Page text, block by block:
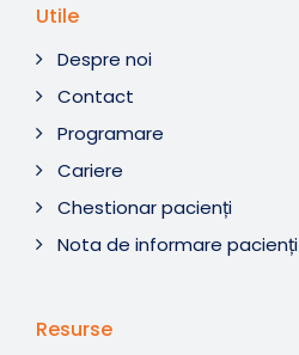
Utile
Despre noi
Contact
Programare
Cariere
Chestionar pacienți
Nota de informare pacienți
Resurse